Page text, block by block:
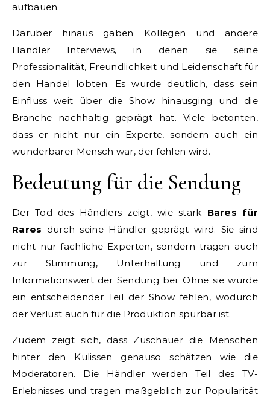
aufbauen.
Darüber hinaus gaben Kollegen und andere
Händler Interviews, in denen sie seine
Professionalität, Freundlichkeit und Leidenschaft für
den Handel lobten. Es wurde deutlich, dass sein
Einfluss weit über die Show hinausging und die
Branche nachhaltig geprägt hat. Viele betonten,
dass er nicht nur ein Experte, sondern auch ein
wunderbarer Mensch war, der fehlen wird.
Bedeutung für die Sendung
Der Tod des Händlers zeigt, wie stark Bares für
Rares durch seine Händler geprägt wird. Sie sind
nicht nur fachliche Experten, sondern tragen auch
zur Stimmung, Unterhaltung und zum
Informationswert der Sendung bei. Ohne sie würde
ein entscheidender Teil der Show fehlen, wodurch
der Verlust auch für die Produktion spürbar ist.
Zudem zeigt sich, dass Zuschauer die Menschen
hinter den Kulissen genauso schätzen wie die
Moderatoren. Die Händler werden Teil des TV-
Erlebnisses und tragen maßgeblich zur Popularität